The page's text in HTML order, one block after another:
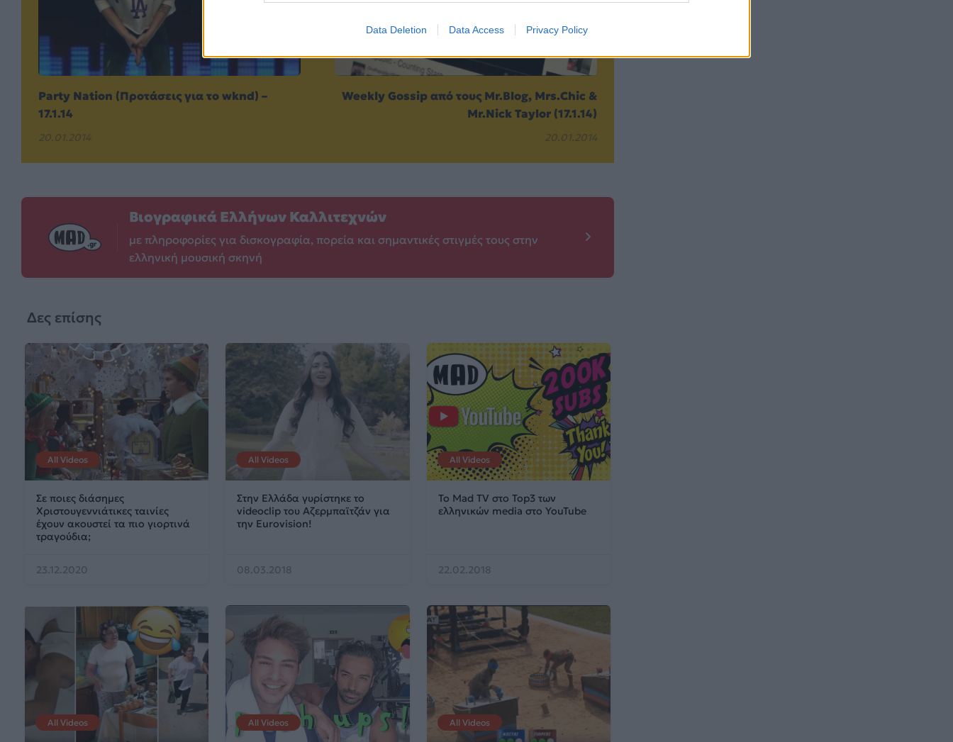
Data Deletion Data Access Privacy Policy
Party Nation (Προτάσεις για το wknd) –
17.1.14
20.01.2014
Weekly Gossip από τους Mr.Blog, Mrs.Chic &
Mr.Nick Taylor (17.1.14)
20.01.2014
Βιογραφικά Ελλήνων Καλλιτεχνών
με πληροφορίες για δισκογραφία, πορεία και σημαντικές στιγμές τους στην
ελληνική μουσική σκηνή
Δες επίσης
All Videos
Σε ποιες διάσημες
Χριστουγεννιάτικες ταινίες
έχουν ακουστεί τα πιο γιορτινά
τραγούδια;
23.12.2020
All Videos
Στην Ελλάδα γυρίστηκε το
videoclip του Αζερμπαϊτζάν για
την Eurovision!
08.03.2018
All Videos
Το Mad TV στο Top3 των
ελληνικών media στο YouTube
22.02.2018
All Videos All Videos All Videos